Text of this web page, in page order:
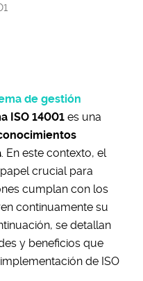
de gestión
ISO 14001 es una
. En este contexto, el
crucial para
cumplan con los
continuamente su
se detallan
y beneficios que
de ISO